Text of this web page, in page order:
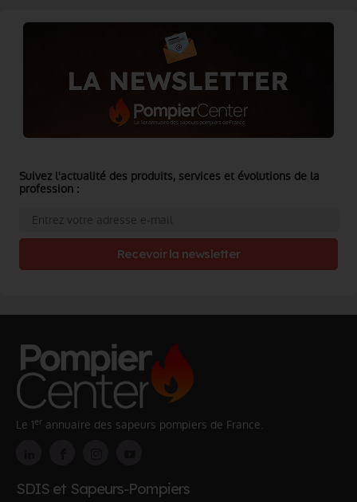
Suivez l'actualité des produits, services et évolutions de la
profession :
Recevoir la newsletter
Le 1er annuaire des sapeurs pompiers de France.
SDIS et Sapeurs-Pompiers